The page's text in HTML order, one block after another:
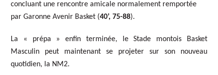
concluant une rencontre amicale normalement remportée
par Garonne Avenir Basket (40’, 75-88).
La « prépa » enfin terminée, le Stade montois Basket
Masculin peut maintenant se projeter sur son nouveau
quotidien, la NM2.